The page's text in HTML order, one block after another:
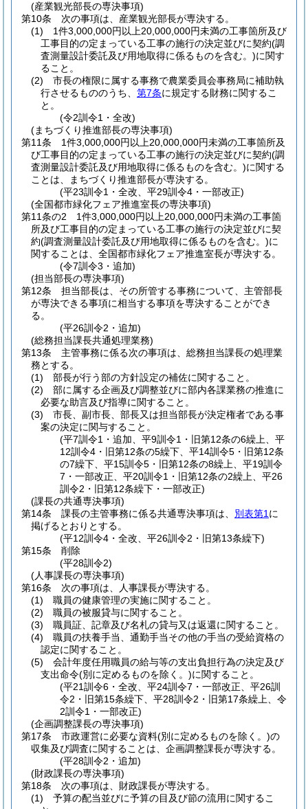
(産業観光部長の専決事項)
第10条
次の事項は、産業観光部長が専決する。
(1)
1件3,000,000円以上20,000,000円未満の工事箇所及び
工事目的の定まっている工事の施行の決定並びに契約(調
査測量設計委託及び用地取得に係るものを含む。)に関す
ること。
(2)
市長の権限に属する事務で農業委員会事務局に補助執
行させるもののうち、 第7条に規定する財務に関するこ
と。
(令2訓令1・全改)
(まちづくり推進部長の専決事項)
第11条
1件3,000,000円以上20,000,000円未満の工事箇所及
び工事目的の定まっている工事の施行の決定並びに契約(調
査測量設計委託及び用地取得に係るものを含む。)に関する
ことは、まちづくり推進部長が専決する。
(平23訓令1・全改、平29訓令4・一部改正)
(全国都市緑化フェア推進室長の専決事項)
第11条の2
1件3,000,000円以上20,000,000円未満の工事箇
所及び工事目的の定まっている工事の施行の決定並びに契
約(調査測量設計委託及び用地取得に係るものを含む。)に
関することは、全国都市緑化フェア推進室長が専決する。
(令7訓令3・追加)
(担当部長の専決事項)
第12条
担当部長は、その所管する事務について、主管部長
が専決できる事項に相当する事項を専決することができ
る。
(平26訓令2・追加)
(総務担当課長共通処理業務)
第13条
主管事務に係る次の事項は、総務担当課長の処理業
務とする。
(1)
部長が行う部の方針設定の補佐に関すること。
(2)
部に属する企画及び調整並びに部内各課業務の推進に
必要な助言及び指導に関すること。
(3)
市長、副市長、部長又は担当部長が決定権者である事
案の決定に関与すること。
(平7訓令1・追加、平9訓令1・旧第12条の6繰上、平
12訓令4・旧第12条の5繰下、平14訓令5・旧第12条
の7繰下、平15訓令5・旧第12条の8繰上、平19訓令
7・一部改正、平20訓令1・旧第12条の2繰上、平26
訓令2・旧第12条繰下・一部改正)
(課長の共通専決事項)
第14条
課長の主管事務に係る共通専決事項は、 別表第1 に
掲げるとおりとする。
(平12訓令4・全改、平26訓令2・旧第13条繰下)
第15条
削除
(平28訓令2)
(人事課長の専決事項)
第16条
次の事項は、人事課長が専決する。
(1)
職員の健康管理の実施に関すること。
(2)
職員の被服貸与に関すること。
(3)
職員証、記章及び名札の貸与又は返還に関すること。
(4)
職員の扶養手当、通勤手当その他の手当の受給資格の
認定に関すること。
(5)
会計年度任用職員の給与等の支出負担行為の決定及び
支出命令(別に定めるものを除く。)に関すること。
(平21訓令6・全改、平24訓令7・一部改正、平26訓
令2・旧第15条繰下、平28訓令2・旧第17条繰上、令
2訓令1・一部改正)
(企画調整課長の専決事項)
第17条
市政運営に必要な資料(別に定めるものを除く。)の
収集及び調査に関することは、企画調整課長が専決する。
(平28訓令2・追加)
(財政課長の専決事項)
第18条
次の事項は、財政課長が専決する。
(1)
予算の配当並びに予算の目及び節の流用に関するこ